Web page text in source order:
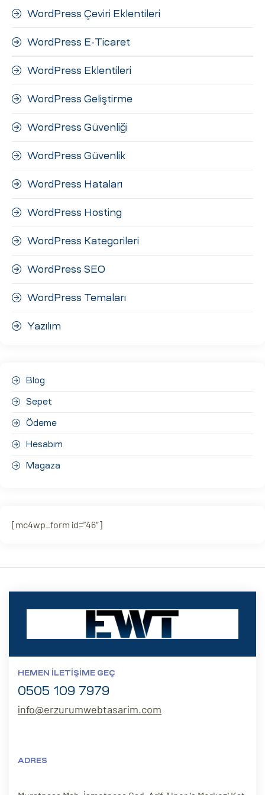
WordPress Çeviri Eklentileri
WordPress E-Ticaret
WordPress Eklentileri
WordPress Geliştirme
WordPress Güvenliği
WordPress Güvenlik
WordPress Hataları
WordPress Hosting
WordPress Kategorileri
WordPress SEO
WordPress Temaları
Yazılım
Blog
Sepet
Ödeme
Hesabım
Magaza
[mc4wp_form id=”46″]
HEMEN İLETIŞIME GEÇ
0505 109 7979
info@erzurumwebtasarim.com
ADRES